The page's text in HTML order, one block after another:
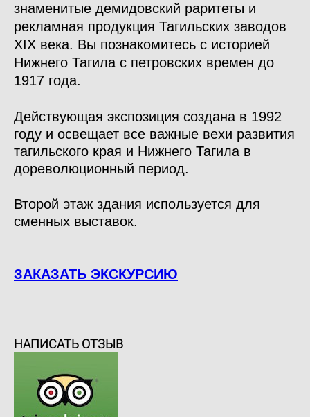
знаменитые демидовский раритеты и
рекламная продукция Тагильских заводов
XIX века. Вы познакомитесь с историей
Нижнего Тагила с петровских времен до
1917 года.
Действующая экспозиция создана в 1992
году и освещает все важные вехи развития
тагильского края и Нижнего Тагила в
дореволюционный период.
Второй этаж здания используется для
сменных выставок.
ЗАКАЗАТЬ ЭКСКУРСИЮ
НАПИСАТЬ ОТЗЫВ